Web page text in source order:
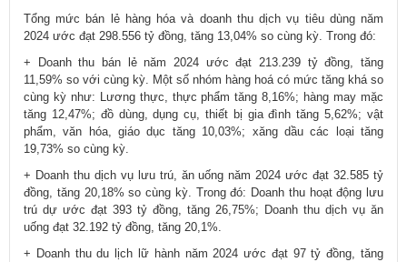
Tổng mức bán lẻ hàng hóa và doanh thu dịch vụ tiêu dùng năm
2024 ước đạt 298.556 tỷ đồng, tăng 13,04% so cùng kỳ. Trong đó:
+ Doanh thu bán lẻ năm 2024 ước đạt 213.239 tỷ đồng, tăng
11,59% so với cùng kỳ. Một số nhóm hàng hoá có mức tăng khá so
cùng kỳ như: Lương thực, thực phẩm tăng 8,16%; hàng may mặc
tăng 12,47%; đồ dùng, dụng cụ, thiết bị gia đình tăng 5,62%; vật
phẩm, văn hóa, giáo dục tăng 10,03%; xăng dầu các loại tăng
19,73% so cùng kỳ.
+ Doanh thu dịch vụ lưu trú, ăn uống năm 2024 ước đạt 32.585 tỷ
đồng, tăng 20,18% so cùng kỳ. Trong đó: Doanh thu hoạt động lưu
trú dự ước đạt 393 tỷ đồng, tăng 26,75%; Doanh thu dịch vụ ăn
uống đạt 32.192 tỷ đồng, tăng 20,1%.
+ Doanh thu du lịch lữ hành năm 2024 ước đạt 97 tỷ đồng, tăng